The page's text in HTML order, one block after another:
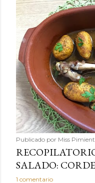
Publicado por Miss
SALADO:
1 comentario